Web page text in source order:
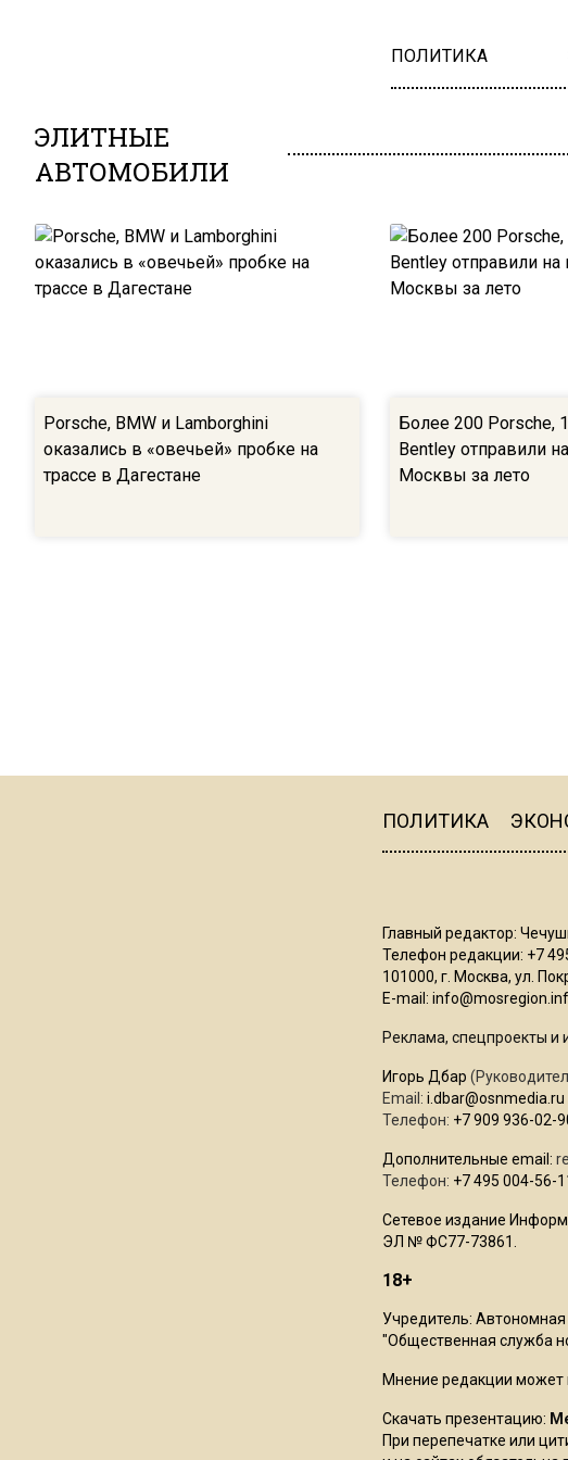
ПОЛИТИКА
ЭЛИТНЫЕ
АВТОМОБИЛИ
Porsche, BMW и Lamborghini
оказались в «овечьей» пробке на
трассе в Дагестане
Более 200 Porsche,
Bentley отправили
Москвы за лето
ПОЛИТИКА
Главный редактор:
Телефон редакции: +7
101000, г. Москва, ул.
E-mail:
Реклама, спецпроекты и
Игорь Дбар
Email: i.dbar@osnmedia.ru
Телефон: +7 909 936-02-
Дополнительные email:
Телефон: +7 495 004-56-
Сетевое издание
ЭЛ № ФС77-73861.
18+
Учредитель:
"Общественная служба
Мнение редакции может
Скачать презентацию:
При перепечатке или